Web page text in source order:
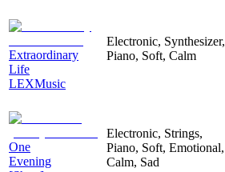
Extraordinary
Life
LEXMusic
Electronic, Synthesizer,
Piano, Soft, Calm
One
Evening
Electronic, Strings,
Piano, Soft, Emotional,
Calm, Sad